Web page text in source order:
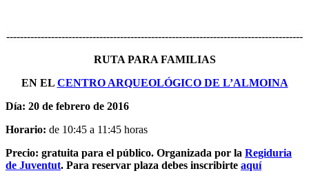
--------------------------------------------------------------------------------------
RUTA PARA FAMILIAS
EN EL CENTRO ARQUEOLÓGICO DE L’ALMOINA
Día: 20 de febrero de 2016
Horario: de 10:45 a 11:45 horas
Precio: gratuita para el público. Organizada por la Regiduria
de Juventut. Para reservar plaza debes inscribirte aquí